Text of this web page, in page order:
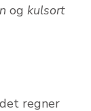
og kulsort
regner